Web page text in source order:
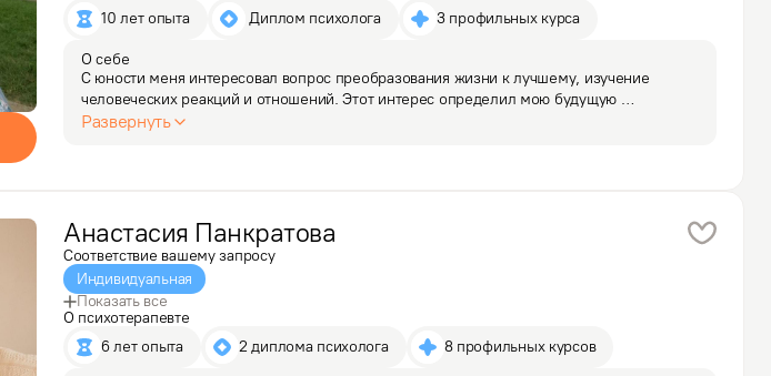
10 лет опыта
Диплом психолога 3 профильных курса
О себе
С юности меня интересовал вопрос преобразования жизни к лучшему, изучение
человеческих реакций и отношений. Этот интерес определил мою будущую
профессию.
Развернуть
Анастасия Панкратова
Соответствие вашему запросу
Индивидуальная
Показать все
О психотерапевте
6 лет опыта
2 диплома психолога 8 профильных курсов